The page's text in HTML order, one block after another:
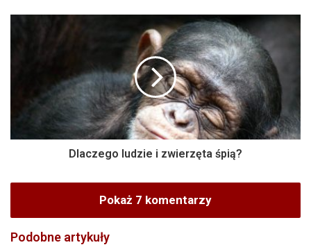
Dlaczego ludzie i zwierzęta śpią?
Pokaż 7 komentarzy
Podobne artykuły